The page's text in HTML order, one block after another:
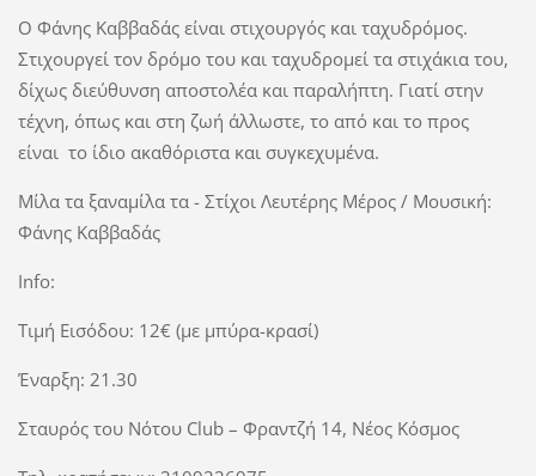
Ο Φάνης Καββαδάς είναι στιχουργός και ταχυδρόμος.
Στιχουργεί τον δρόμο του και ταχυδρομεί τα στιχάκια του,
δίχως διεύθυνση αποστολέα και παραλήπτη. Γιατί στην
τέχνη, όπως και στη ζωή άλλωστε, το από και το προς
είναι το ίδιο ακαθόριστα και συγκεχυμένα.
Μίλα τα ξαναμίλα τα - Στίχοι Λευτέρης Μέρος / Μουσική:
Φάνης Καββαδάς
Info:
Τιμή Εισόδου: 12€ (με μπύρα-κρασί)
Έναρξη: 21.30
Σταυρός του Νότου Club – Φραντζή 14, Νέος Κόσμος